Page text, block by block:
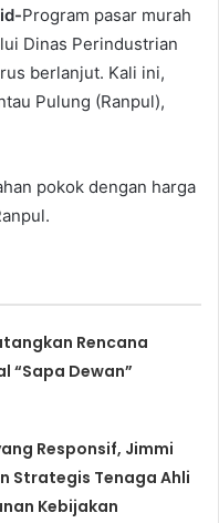
Program pasar murah
Dinas Perindustrian
berlanjut. Kali ini,
Pulung (Ranpul),
pokok dengan harga
Rencana
“Sapa Dewan”
Responsif, Jimmi
Strategis Tenaga Ahli
Kebijakan